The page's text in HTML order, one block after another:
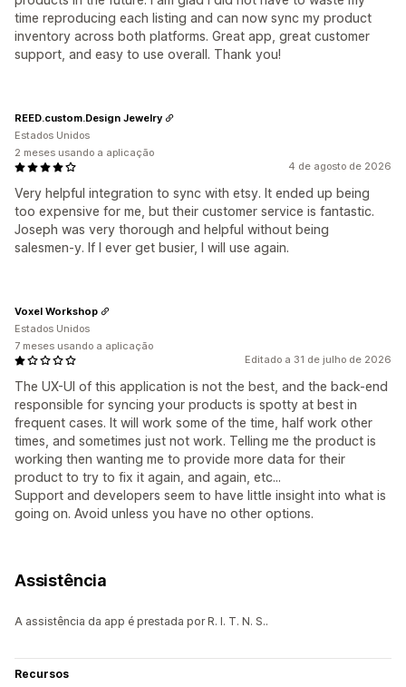
time reproducing each listing and can now sync my product
inventory across both platforms. Great app, great customer
support, and easy to use overall. Thank you!
4 de agosto de 2026
Very helpful integration to sync with etsy. It ended up being
too expensive for me, but their customer service is fantastic.
Joseph was very thorough and helpful without being
salesmen-y. If I ever get busier, I will use again.
REED.custom.Design Jewelry
Estados Unidos
2 meses usando a aplicação
Editado a 31 de julho de 2026
The UX-UI of this application is not the best, and the back-end
responsible for syncing your products is spotty at best in
frequent cases. It will work some of the time, half work other
times, and sometimes just not work. Telling me the product is
working then wanting me to provide more data for their
product to try to fix it again, and again, etc...
Support and developers seem to have little insight into what is
going on. Avoid unless you have no other options.
Voxel Workshop
Estados Unidos
7 meses usando a aplicação
Assistência
A assistência da app é prestada por R. I. T. N. S..
Recursos